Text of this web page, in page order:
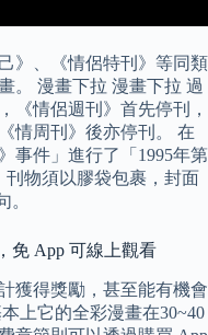
》、《情侶特刊》等同類
。 漫畫下拉 漫畫下拉 過
《情侶週刊》首先停刊，
情周刊》後亦停刊。 在
事件」進行了「1995年第
刊物須以膠袋包裹，封面
。
免 App 可線上觀看
獲得獎勵，甚至能有機會
上它的全彩漫畫在30~40